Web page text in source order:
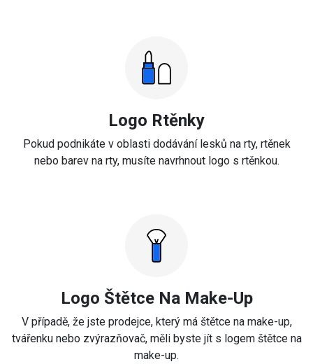
Logo Rtěnky
Pokud podnikáte v oblasti dodávání lesků na rty, rtěnek
nebo barev na rty, musíte navrhnout logo s rtěnkou.
Logo Štětce Na Make-Up
V případě, že jste prodejce, který má štětce na make-up,
tvářenku nebo zvýrazňovač, měli byste jít s logem štětce na
make-up.